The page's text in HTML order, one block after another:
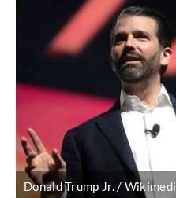
Donald Trump Jr. /